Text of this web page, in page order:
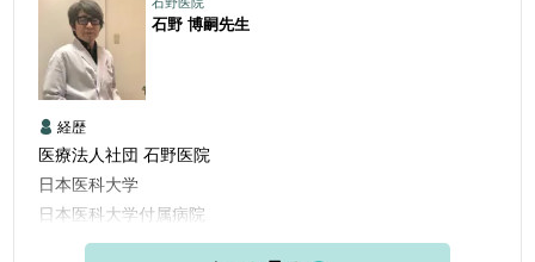
石野 博嗣先生
経歴
医療法人社団 石野医院
日本医科大学
日本医科大学付属病院
日本医科大付属第二病院